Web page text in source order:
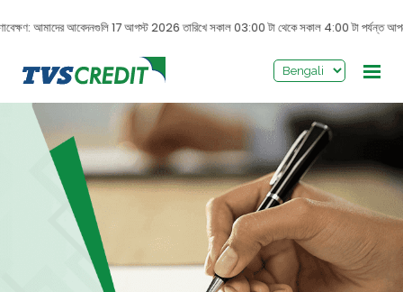
আমাদের আবেদনগুলি 17 আগস্ট 2026 তারিখে সকাল 03:00 টা থেকে সকাল 4:00 টা পর্যন্ত